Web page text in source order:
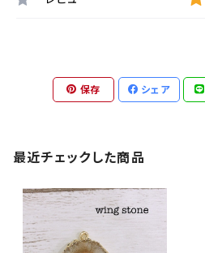
保存 シェア
最近チェックした商品